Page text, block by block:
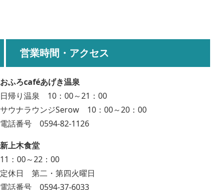
営業時間・アクセス
おふろcaféあげき温泉
日帰り温泉 10：00～21：00
サウナラウンジSerow 10：00～20：00
電話番号 0594-82-1126
新上木食堂
11：00～22：00
定休日 第二・第四火曜日
電話番号 0594-37-6033